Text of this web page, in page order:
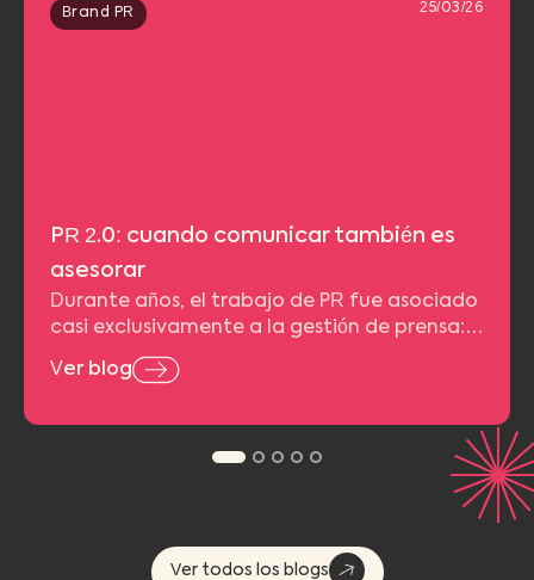
Brand PR 25/03/26
PR 2.0: cuando comunicar también es
asesorar
Durante años, el trabajo de PR fue asociado
casi exclusivamente a la gestión de prensa:…
Ver blog
Ver todos los blogs